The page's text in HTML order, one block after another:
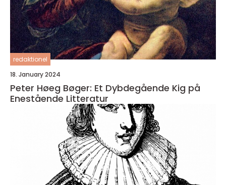
redaktionel
18. January 2024
Peter Høeg Bøger: Et Dybdegående Kig på
Enestående Litteratur